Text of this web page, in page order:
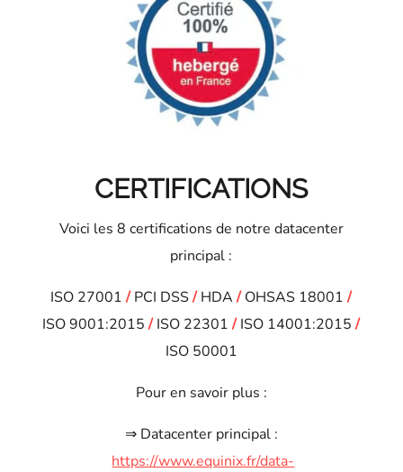
CERTIFICATIONS
Voici les 8 certifications de notre datacenter
principal :
ISO 27001/ PCI DSS/ HDA/ OHSAS 18001/
ISO 9001:2015/ ISO 22301/ISO 14001:2015/
ISO 50001
Pour en savoir plus :
⇒ Datacenter principal :
https://www.equinix.fr/data-